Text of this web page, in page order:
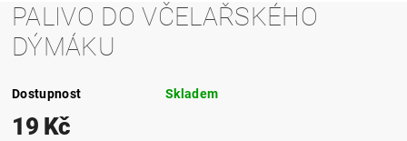
PALIVO DO VČELAŘSKÉHO
DÝMÁKU
Dostupnost Skladem
19 Kč